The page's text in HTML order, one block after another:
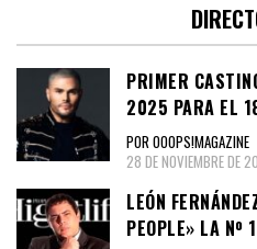
PRIMER
2025 PARA EL
POR OOOPS!MAGAZINE
28 DE NOVIEMBRE DE
LEÓN
PEOPLE» LA Nº